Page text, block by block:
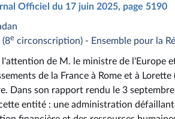
Officiel du 17 juin 2025, page 5190
(8e circonscription) - Ensemble pour la
l'attention de M. le ministre de l'Europe
de la France à Rome et à
Dans son rapport rendu le 3
entité : une administration